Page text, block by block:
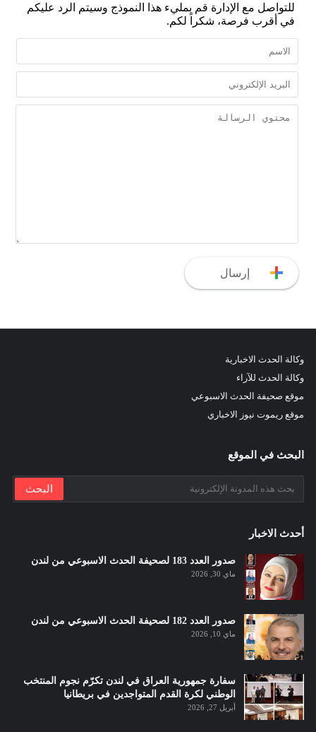
للتواصل مع الإدارة قم بمليء هذا النموذج وسيتم الرد عليكم
في أقرب فرصة، شكراً لكم.
وكالة الحدث الاخبارية
وكالة الحدث للآراء
موقع صحيفة الحدث الاسبوعي
موقع ريموت نيوز الاخباري
البحث في الموقع
أحدث الاخبار
صدور العدد 183 لصحيفة الحدث الاسبوعي من لندن
ماي 30, 2026
صدور العدد 182 لصحيفة الحدث الاسبوعي من لندن
ماي 10, 2026
سفارة جمهورية العراق في لندن تكرّم نجوم المنتخب
الوطني لكرة القدم المتواجدين في بريطانيا
أبريل 27, 2026